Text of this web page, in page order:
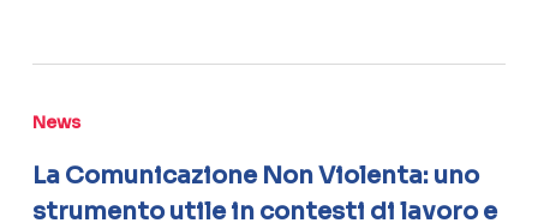
Comunicazione
Violenta:
uno
News
La Comunicazione Non Violenta: uno
strumento utile in contesti di lavoro e